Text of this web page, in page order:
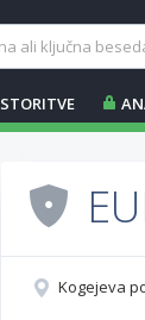
STORITVE
Kogejeva